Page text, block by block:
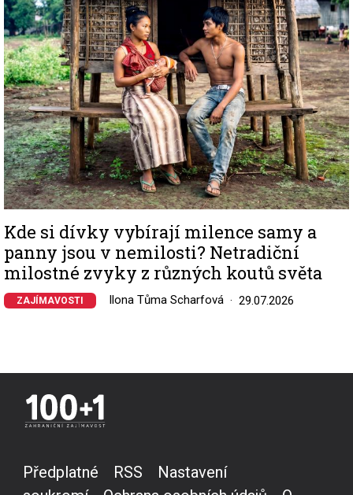
Kde si dívky vybírají milence samy a
panny jsou v nemilosti? Netradiční
milostné zvyky z různých koutů světa
ZAJÍMAVOSTI Ilona Tůma Scharfová 29.07.2026
Předplatné RSS
Nastavení